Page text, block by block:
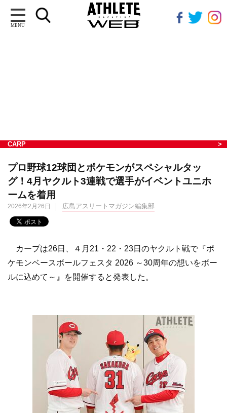
MENU
CARP
プロ野球12球団とポケモンがスペシャルタッ
グ！4月ヤクルト3連戦で選手がイベントユニホ
ームを着用
2026年2月26日 広島アスリートマガジン編集部
カープは26日、４月21・22・23日のヤクルト戦で『ポ
ケモンベースボールフェスタ 2026 ～30周年の想いをボー
ルに込めて～』を開催すると発表した。